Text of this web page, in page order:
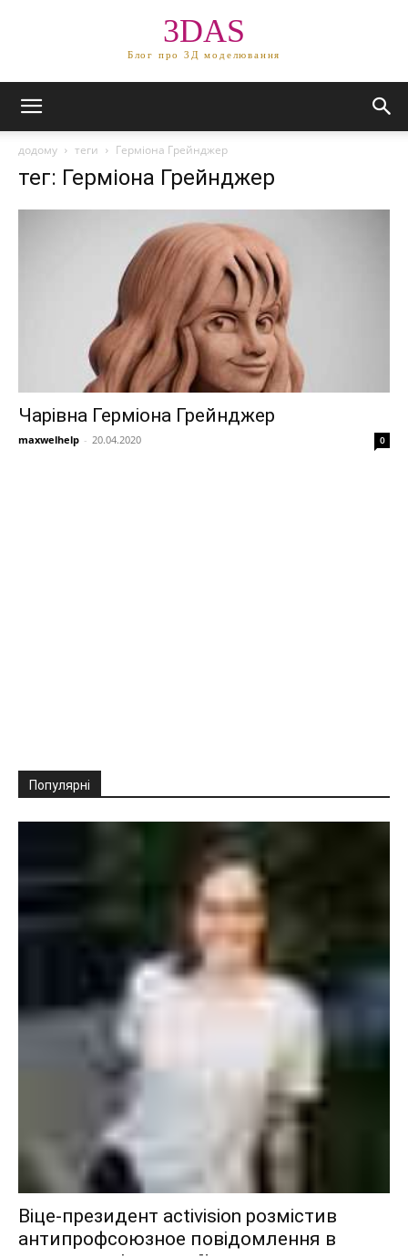
3DAS
Блог про 3Д моделювання
додому теги Герміона Грейнджер
тег: Герміона Грейнджер
Чарівна Герміона Грейнджер
maxwelhelp - 20.04.2020 0
Популярні
Віце-президент activision розмістив
антипрофсоюзное повідомлення в